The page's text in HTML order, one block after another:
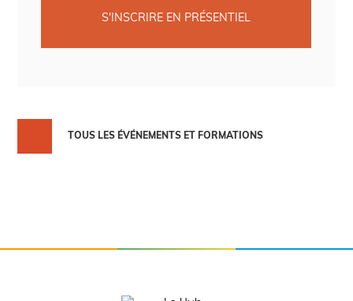
S'INSCRIRE EN PRÉSENTIEL
TOUS LES ÉVÉNEMENTS ET FORMATIONS